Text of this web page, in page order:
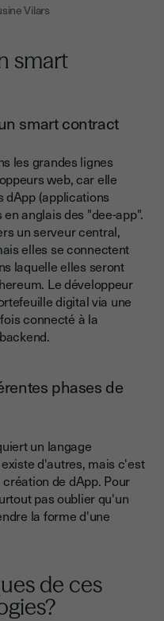
Vilars
smart
smart contract
les grandes lignes
web, car elle
dApp (applications
anglais des "dee-app".
un serveur central,
elles se connectent
laquelle elles seront
Le développeur
digital via une
connecté à la
phases de
un langage
d'autres, mais c'est
de dApp. Pour
pas oublier qu'un
la forme d'une
de ces